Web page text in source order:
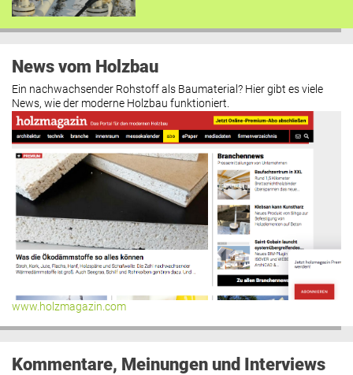
News vom Holzbau
Ein nachwachsender Rohstoff als Baumaterial? Hier gibt es viele
News, wie der moderne Holzbau funktioniert.
www.holzmagazin.com
Kommentare, Meinungen und Interviews